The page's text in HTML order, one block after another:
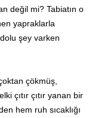
değil mi? Tabiatın o
yapraklarla
şey varken
çökmüş,
çıtır çıtır yanan bir
hem ruh sıcaklığı